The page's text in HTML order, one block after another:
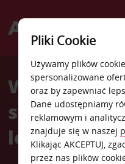
Welcome
Avis
lotnisko
Pliki Cookie
Używamy plików
spersonalizowane
oraz by zapewniać
Dane udostępniamy
reklamowym i
znajduje się w naszej
Klikając AKCEPTUJ,
przez nas plików